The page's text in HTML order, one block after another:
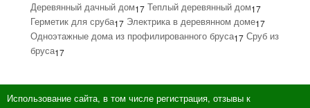
Деревянный дачный дом17 Теплый деревянный дом17
Герметик для сруба17 Электрика в деревянном доме17
Одноэтажные дома из профилированного бруса17 Сруб из
бруса17
Использование сайта, в том числе регистрация, отзывы к